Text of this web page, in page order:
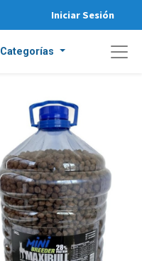
Iniciar Sesión
Categorías